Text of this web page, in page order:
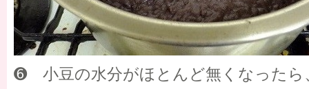
➏ 小豆の水分がほとんど無くなったら